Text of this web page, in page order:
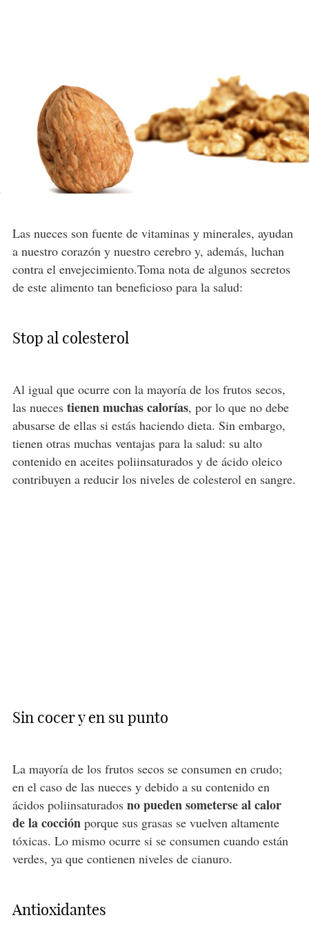
Las nueces son fuente de vitaminas y minerales, ayudan
a nuestro corazón y nuestro cerebro y, además, luchan
contra el envejecimiento.Toma nota de algunos secretos
de este alimento tan beneficioso para la salud:
Stop al colesterol
Al igual que ocurre con la mayoría de los frutos secos,
las nueces tienen muchas calorías, por lo que no debe
abusarse de ellas si estás haciendo dieta. Sin embargo,
tienen otras muchas ventajas para la salud: su alto
contenido en aceites poliinsaturados y de ácido oleico
contribuyen a reducir los niveles de colesterol en sangre.
Sin cocer y en su punto
La mayoría de los frutos secos se consumen en crudo;
en el caso de las nueces y debido a su contenido en
ácidos poliinsaturados no pueden someterse al calor
de la cocciónporque sus grasas se vuelven altamente
tóxicas. Lo mismo ocurre si se consumen cuando están
verdes, ya que contienen niveles de cianuro.
Antioxidantes